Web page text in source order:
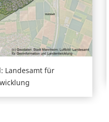
Landesamt für